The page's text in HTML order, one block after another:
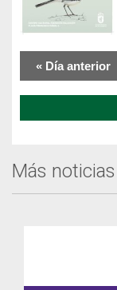
« Día anterior
Más noticias